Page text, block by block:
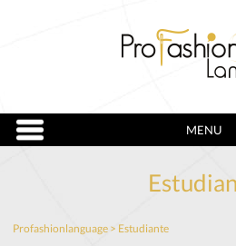
MENU
Profashionlanguage > Estudiante